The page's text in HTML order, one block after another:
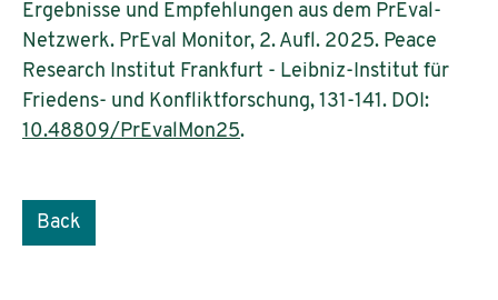
Ergebnisse und Empfehlungen aus dem PrEval-
Netzwerk. PrEval Monitor, 2. Aufl. 2025. Peace
Research Institut Frankfurt - Leibniz-Institut für
Friedens- und Konfliktforschung, 131-141. DOI:
10.48809/PrEvalMon25.
Back